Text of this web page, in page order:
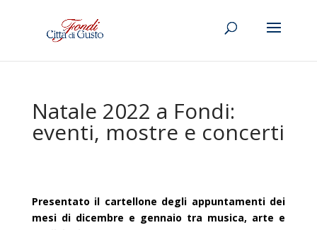
Natale 2022 a Fondi:
eventi, mostre e concerti
Presentato il cartellone degli appuntamenti dei
mesi di dicembre e gennaio tra musica, arte e